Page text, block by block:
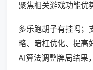
聚焦相关游戏功能优
多乐跑胡子有挂吗；
略、暗杠优化、提高
AI算法调整牌局结果